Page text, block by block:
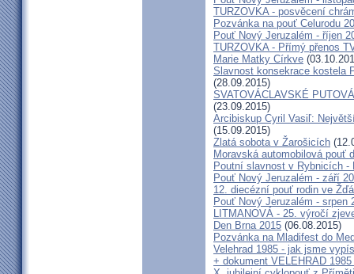
TURZOVKA - posvěcení
Pozvánka na pouť Celurodu
Pouť Nový Jeruzalém - říjen
TURZOVKA - Přímý přenos
Marie Matky Církve
Slavnost konsekrace kostela
(28.09.2015)
SVATOVÁCLAVSKÉ
(23.09.2015)
Arcibiskup Cyril Vasiľ:
(15.09.2015)
Zlatá sobota v Žarošicích
Moravská automobilová pouť
Poutní slavnost v Rybnicích -
Pouť Nový Jeruzalém - září
12. diecézní pouť rodin ve
Pouť Nový Jeruzalém - srpen
LITMANOVÁ - 25. výročí
Den Brna 2015 (06.08.2015)
Pozvánka na Mladifest do
Velehrad 1985 - jak jsme
+ dokument VELEHRAD